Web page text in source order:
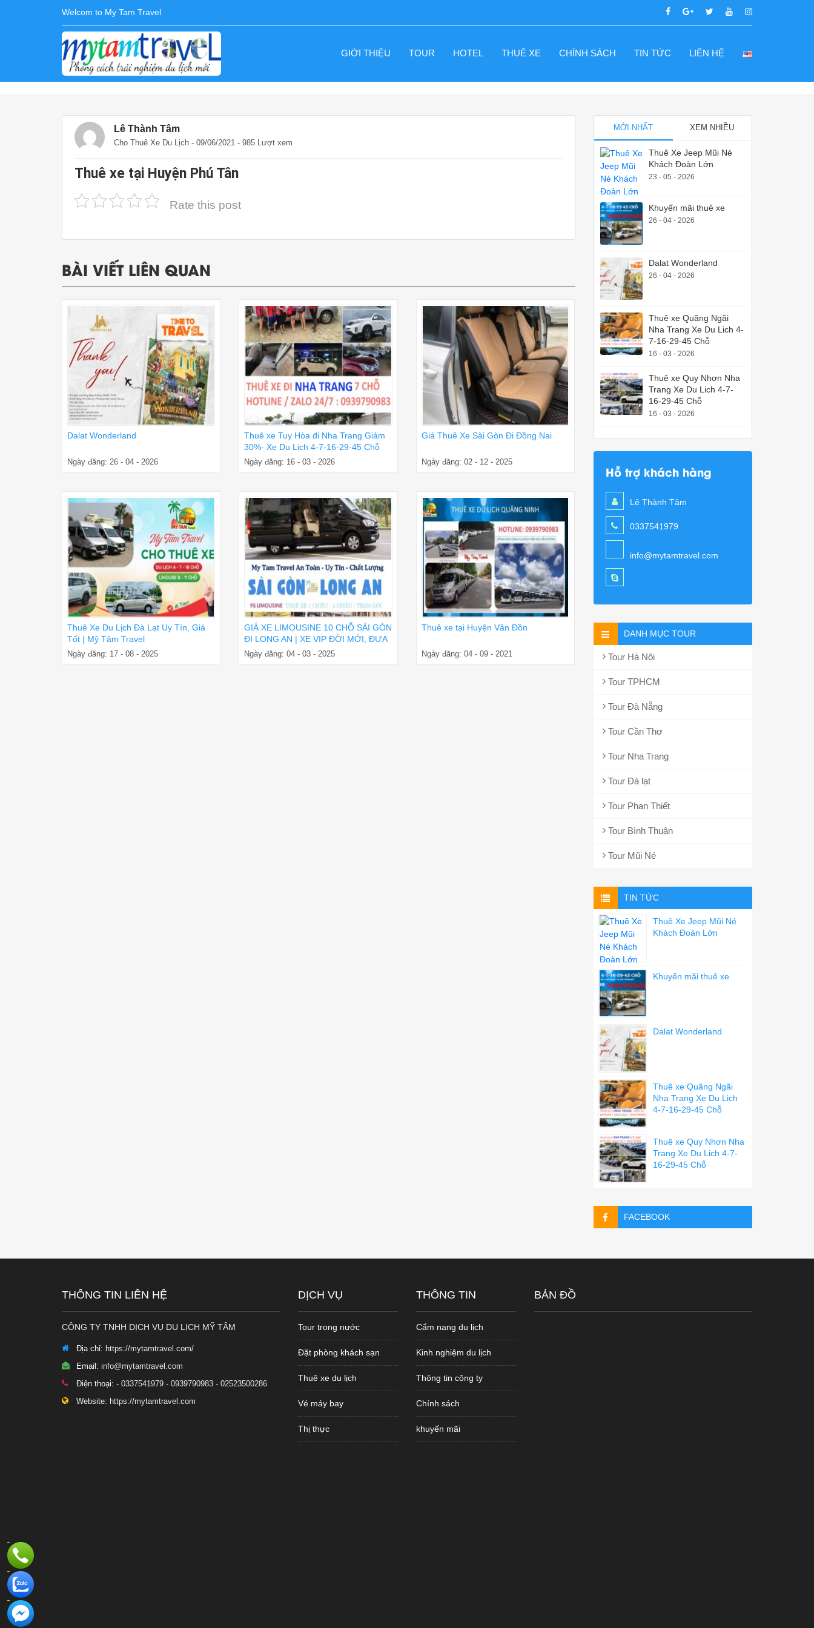
Welcom to My Tam Travel
GIỚI THIỆU TOUR HOTEL THUÊ XE CHÍNH SÁCH TIN TỨC LIÊN HỆ
Lê Thành Tâm
Cho Thuê Xe Du Lịch - 09/06/2021 - 985 Lượt xem
Thuê xe tại Huyện Phú Tân
Rate this post
BÀI VIẾT LIÊN QUAN
Dalat Wonderland
Ngày đăng: 26 - 04 - 2026
Thuê xe Tuy Hòa đi Nha Trang Giảm
30%- Xe Du Lich 4-7-16-29-45 Chỗ
Ngày đăng: 16 - 03 - 2026
Giá Thuê Xe Sài Gòn Đi Đồng Nai
Ngày đăng: 02 - 12 - 2025
Thuê Xe Du Lịch Đà Lạt Uy Tín, Giá
Tốt | Mỹ Tâm Travel
Ngày đăng: 17 - 08 - 2025
GIÁ XE LIMOUSINE 10 CHỖ SÀI GÒN
ĐI LONG AN | XE VIP ĐỜI MỚI, ĐƯA
ĐÓN TẬN NƠI
Ngày đăng: 04 - 03 - 2025
Thuê xe tại Huyện Vân Đồn
Ngày đăng: 04 - 09 - 2021
MỚI NHẤT XEM NHIỀU
Thuê Xe Jeep Mũi Né
Khách Đoàn Lớn
23 - 05 - 2026
Khuyến mãi thuê xe
26 - 04 - 2026
Dalat Wonderland
26 - 04 - 2026
Thuê xe Quãng Ngãi
Nha Trang Xe Du Lich 4-
7-16-29-45 Chỗ
16 - 03 - 2026
Thuê xe Quy Nhơn Nha
Trang Xe Du Lich 4-7-
16-29-45 Chỗ
16 - 03 - 2026
Hỗ trợ khách hàng
Lê Thành Tâm
0337541979
info@mytamtravel.com
DANH MỤC TOUR
Tour Hà Nội
Tour TPHCM
Tour Đà Nẵng
Tour Cần Thơ
Tour Nha Trang
Tour Đà lạt
Tour Phan Thiết
Tour Bình Thuận
Tour Mũi Né
TIN TỨC
Thuê Xe Jeep Mũi Né
Khách Đoàn Lớn
Khuyến mãi thuê xe
Dalat Wonderland
Thuê xe Quãng Ngãi
Nha Trang Xe Du Lich
4-7-16-29-45 Chỗ
Thuê xe Quy Nhơn Nha
Trang Xe Du Lich 4-7-
16-29-45 Chỗ
FACEBOOK
THÔNG TIN LIÊN HỆ
CÔNG TY TNHH DỊCH VỤ DU LỊCH MỸ TÂM
Địa chỉ: https://mytamtravel.com/
Email: info@mytamtravel.com
Điện thoại: - 0337541979 - 0939790983 - 02523500286
Website: https://mytamtravel.com
DỊCH VỤ
Tour trong nước
Đặt phòng khách sạn
Thuê xe du lịch
Vé máy bay
Thị thực
THÔNG TIN
Cẩm nang du lịch
Kinh nghiệm du lịch
Thông tin công ty
Chính sách
khuyến mãi
BẢN ĐỒ